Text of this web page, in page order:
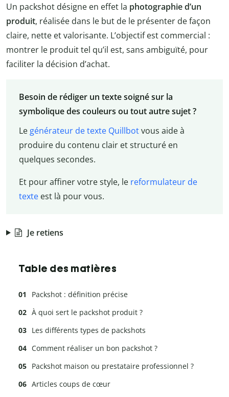
Un packshot désigne en effet la photographie d’un
produit, réalisée dans le but de le présenter de façon
claire, nette et valorisante. L’objectif est commercial :
montrer le produit tel qu’il est, sans ambiguïté, pour
faciliter la décision d’achat.
Besoin de rédiger un texte soigné sur la
symbolique des couleurs ou tout autre sujet ?
Legénérateur de texte Quillbotvous aide à
produire du contenu clair et structuré en
quelques secondes.
Et pour affiner votre style, lereformulateur de
texteest là pour vous.
Je retiens
Table des matières
Packshot : définition précise
À quoi sert le packshot produit ?
Les différents types de packshots
Comment réaliser un bon packshot ?
Packshot maison ou prestataire professionnel ?
Articles coups de cœur